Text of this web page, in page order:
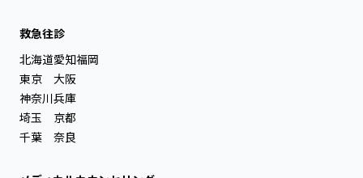
救急往診
北海道
東京
神奈川
埼玉
千葉
愛知
大阪
兵庫
京都
奈良
福岡